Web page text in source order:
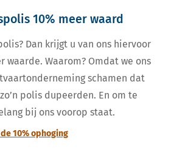
10% meer waard
Dan krijgt u van ons hiervoor
waarde. Waarom? Omdat we ons
schamen dat
polis dupeerden. En om te
bij ons voorop staat.
10% ophoging